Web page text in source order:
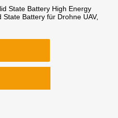
State Battery High Energy
Battery für Drohne UAV,